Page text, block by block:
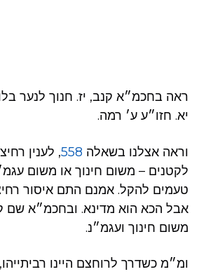
ראה בחכמ״א קנב, יז. חנוך לנער
יא. חזו״ע ע׳ רמה.
וראה אצלנו בשאלה 558, לענין
לקטנים – משום חינוך או משום
טעמים להקל. אמנם התם איסור
אבל הכא הוא מדינא. ובחכמ״א שם
משום חינוך ועגמ״נ.
ומ״מ כשדרך לרוחצם היינו